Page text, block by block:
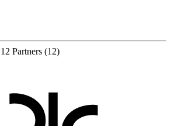
12 Partners (12)